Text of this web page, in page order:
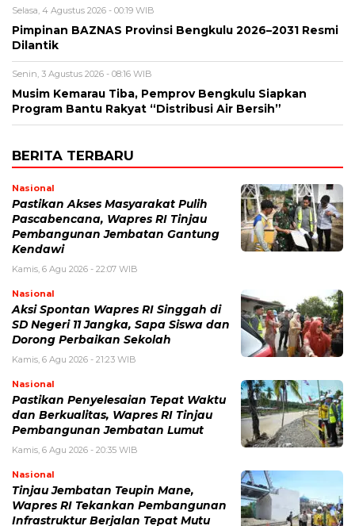
Selasa, 4 Agustus 2026 - 00:19 WIB
Pimpinan BAZNAS Provinsi Bengkulu 2026–2031 Resmi
Dilantik
Senin, 3 Agustus 2026 - 08:16 WIB
Musim Kemarau Tiba, Pemprov Bengkulu Siapkan
Program Bantu Rakyat “Distribusi Air Bersih”
BERITA TERBARU
Nasional
Pastikan Akses Masyarakat Pulih
Pascabencana, Wapres RI Tinjau
Pembangunan Jembatan Gantung
Kendawi
Kamis, 6 Agu 2026 - 22:07 WIB
Nasional
Aksi Spontan Wapres RI Singgah di
SD Negeri 11 Jangka, Sapa Siswa dan
Dorong Perbaikan Sekolah
Kamis, 6 Agu 2026 - 21:23 WIB
Nasional
Pastikan Penyelesaian Tepat Waktu
dan Berkualitas, Wapres RI Tinjau
Pembangunan Jembatan Lumut
Kamis, 6 Agu 2026 - 20:35 WIB
Nasional
Tinjau Jembatan Teupin Mane,
Wapres RI Tekankan Pembangunan
Infrastruktur Berjalan Tepat Mutu